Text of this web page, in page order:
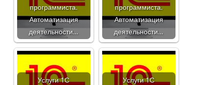
программиста.
Автоматизация
деятельности…
программиста.
Автоматизация
деятельности…
Услуги 1С
Услуги 1С